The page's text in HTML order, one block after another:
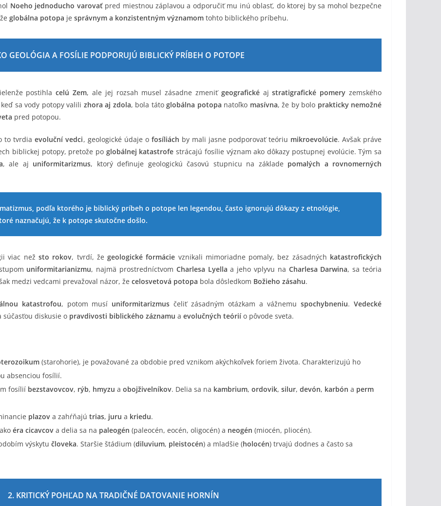
Noeho jednoducho varovaťpred miestnou záplavou a odporučiť mu inú oblasť, do ktorej by sa mohol bezpečne
globálna potopa je správnym a konzistentným významom tohto biblického príbehu.
GEOLÓGIA A FOSÍLIE PODPORUJÚ BIBLICKÝ PRÍBEH O POTOPE
postihlacelú Zem, ale jej rozsah musel zásadne zmeniť geografickéajstratigrafické pomery zemského
sa vody potopy valili zhora aj zdola, bola táto globálna potopa natoľko masívna, že by bolo prakticky nemožné
pred potopou.
to tvrdiaevoluční vedci, geologické údaje o fosíliách by mali jasne podporovať teóriu mikroevolúcie. Avšak práve
biblickej potopy, pretože po globálnej katastrofe strácajú fosílie význam ako dôkazy postupnej evolúcie. Tým sa
, ale aj uniformitarizmus, ktorý definuje geologickú časovú stupnicu na základe pomalých a rovnomerných
podľa ktorého je biblický príbeh o potope len legendou, často ignorujú dôkazy z etnológie,
naznačujú, že k potope skutočne došlo.
viac než sto rokov, tvrdí, žegeologické formácie vznikali mimoriadne pomaly, bez zásadných katastrofických
uniformitarianizmu, najmä prostredníctvom Charlesa Lyella a jeho vplyvu na Charlesa Darwina, sa teória
medzi vedcami prevažoval názor, že celosvetová potopa bola dôsledkom Božieho zásahu.
katastrofou, potom musí uniformitarizmus čeliť zásadným otázkam a vážnemuspochybneniu.Vedecké
súčasťou diskusie o pravdivosti biblického záznamu a evolučných teórií o pôvode sveta.
(starohorie), je považované za obdobie pred vznikom akýchkoľvek foriem života. Charakterizujú ho
absenciou fosílií.
fosílií bezstavovcov, rýb, hmyzu a obojživelníkov. Delia sa na kambrium, ordovik, silur, devón, karbón a perm
plazov a zahŕňajú trias, juru a kriedu.
éra cicavcov a delia sa na paleogén (paleocén, eocén, oligocén) a neogén (miocén, pliocén).
výskytu človeka. Staršie štádium (diluvium, pleistocén) a mladšie (holocén) trvajú dodnes a často sa
2. KRITICKÝ POHĽAD NA TRADIČNÉ DATOVANIE HORNÍN